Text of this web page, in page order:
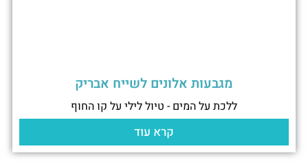
מגבעות אלונים לשייח אבריק
ללכת על המים - טיול לילי על קו החוף
קרא עוד